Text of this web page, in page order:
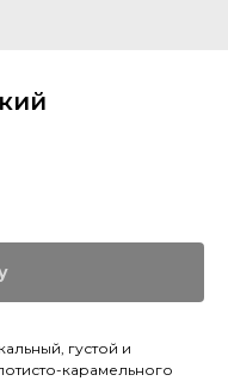
густой и
карамельного